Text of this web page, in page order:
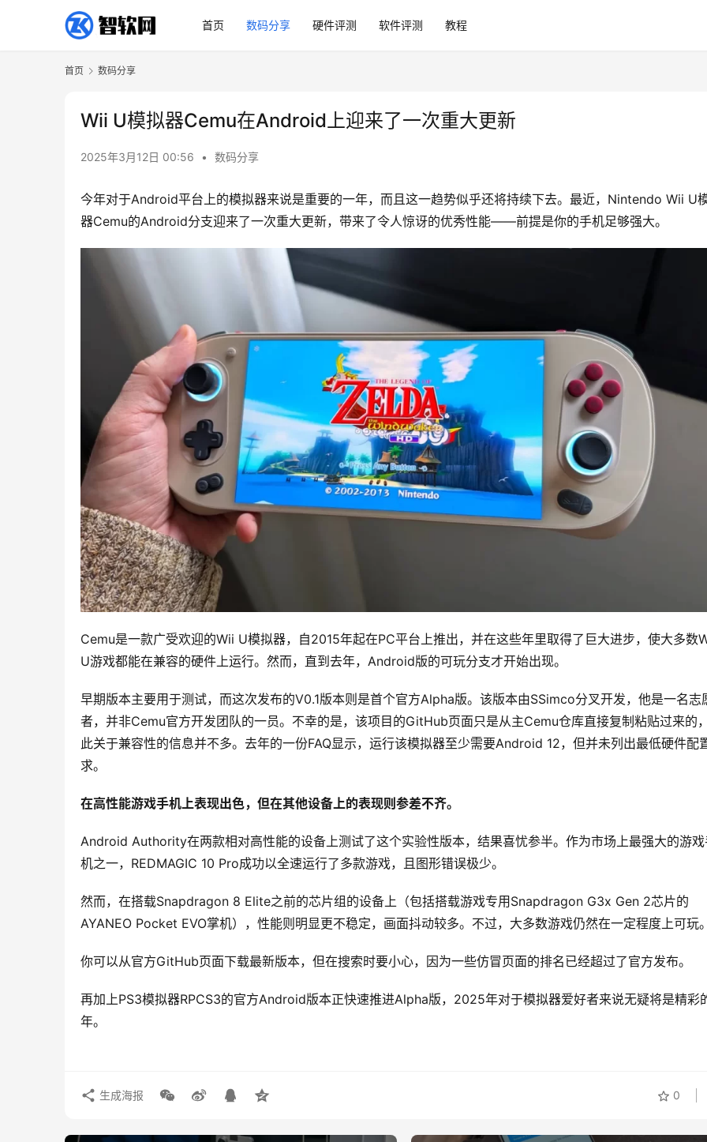
首页 数码分享 硬件评测 软件评测 教程
首页 数码分享
Wii U模拟器Cemu在Android上迎来了一次重大更新
2025年3月12日 00:56 • 数码分享
今年对于Android平台上的模拟器来说是重要的一年，而且这一趋势似乎还将持续下去。最近，Nintendo Wii U
器Cemu的Android分支迎来了一次重大更新，带来了令人惊讶的优秀性能——前提是你的手机足够强大。
Cemu是一款广受欢迎的Wii U模拟器，自2015年起在PC平台上推出，并在这些年里取得了巨大进步，使大多数
U游戏都能在兼容的硬件上运行。然而，直到去年，Android版的可玩分支才开始出现。
早期版本主要用于测试，而这次发布的V0.1版本则是首个官方Alpha版。该版本由SSimco分叉开发，他是一名志
者，并非Cemu官方开发团队的一员。不幸的是，该项目的GitHub页面只是从主Cemu仓库直接复制粘贴过来的
此关于兼容性的信息并不多。去年的一份FAQ显示，运行该模拟器至少需要Android 12，但并未列出最低硬件配
求。
在高性能游戏手机上表现出色，但在其他设备上的表现则参差不齐。
Android Authority在两款相对高性能的设备上测试了这个实验性版本，结果喜忧参半。作为市场上最强大的游
机之一，REDMAGIC 10 Pro成功以全速运行了多款游戏，且图形错误极少。
然而，在搭载Snapdragon 8 Elite之前的芯片组的设备上（包括搭载游戏专用Snapdragon G3x Gen 2芯片的
AYANEO Pocket EVO掌机），性能则明显更不稳定，画面抖动较多。不过，大多数游戏仍然在一定程度上可玩。
你可以从官方GitHub页面下载最新版本，但在搜索时要小心，因为一些仿冒页面的排名已经超过了官方发布。
再加上PS3模拟器RPCS3的官方Android版本正快速推进Alpha版，2025年对于模拟器爱好者来说无疑将是精彩
年。
0
生成海报